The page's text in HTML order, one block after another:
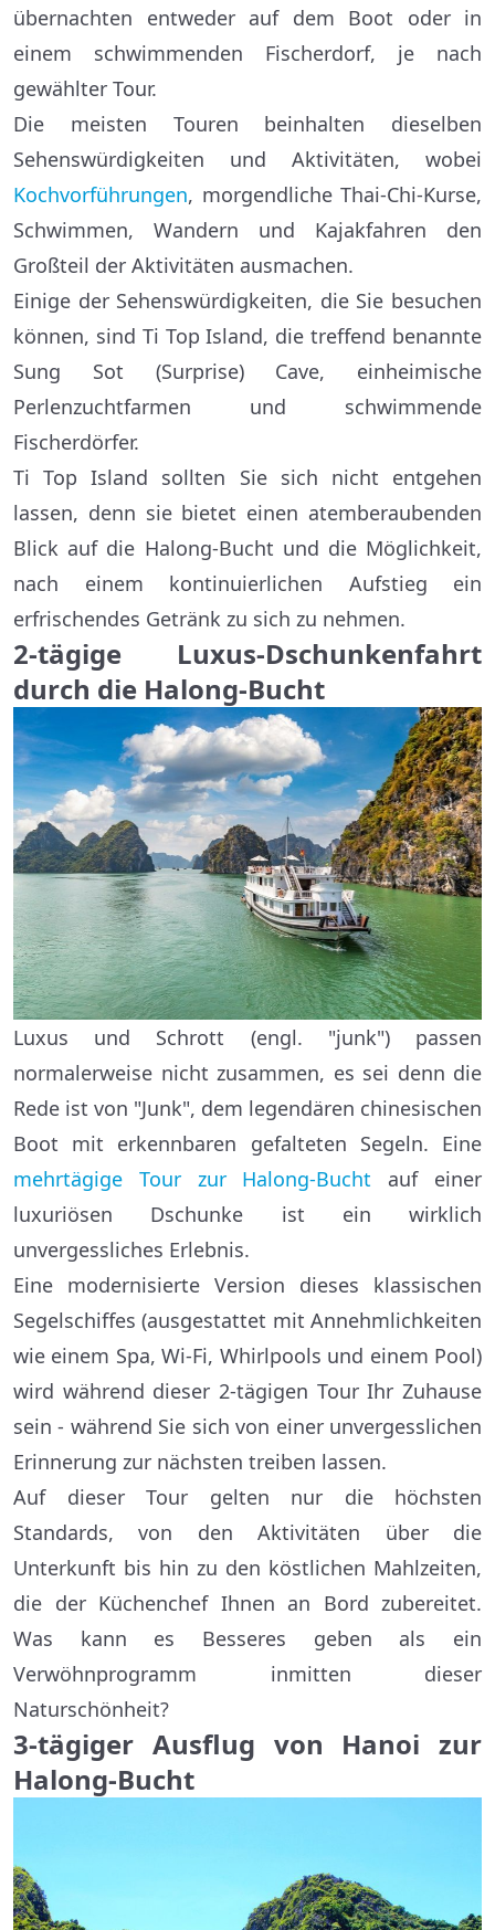
übernachten entweder auf dem Boot oder in
einem schwimmenden Fischerdorf, je nach
gewählter Tour.
Die meisten Touren beinhalten dieselben
Sehenswürdigkeiten und Aktivitäten, wobei
Kochvorführungen, morgendliche Thai-Chi-Kurse,
Schwimmen, Wandern und Kajakfahren den
Großteil der Aktivitäten ausmachen.
Einige der Sehenswürdigkeiten, die Sie besuchen
können, sind Ti Top Island, die treffend benannte
Sung Sot (Surprise) Cave, einheimische
Perlenzuchtfarmen und schwimmende
Fischerdörfer.
Ti Top Island sollten Sie sich nicht entgehen
lassen, denn sie bietet einen atemberaubenden
Blick auf die Halong-Bucht und die Möglichkeit,
nach einem kontinuierlichen Aufstieg ein
erfrischendes Getränk zu sich zu nehmen.
2-tägige Luxus-Dschunkenfahrt
durch die Halong-Bucht
Luxus und Schrott (engl. "junk") passen
normalerweise nicht zusammen, es sei denn die
Rede ist von "Junk", dem legendären chinesischen
Boot mit erkennbaren gefalteten Segeln. Eine
mehrtägige Tour zur Halong-Bucht auf einer
luxuriösen Dschunke ist ein wirklich
unvergessliches Erlebnis.
Eine modernisierte Version dieses klassischen
Segelschiffes (ausgestattet mit Annehmlichkeiten
wie einem Spa, Wi-Fi, Whirlpools und einem Pool)
wird während dieser 2-tägigen Tour Ihr Zuhause
sein - während Sie sich von einer unvergesslichen
Erinnerung zur nächsten treiben lassen.
Auf dieser Tour gelten nur die höchsten
Standards, von den Aktivitäten über die
Unterkunft bis hin zu den köstlichen Mahlzeiten,
die der Küchenchef Ihnen an Bord zubereitet.
Was kann es Besseres geben als ein
Verwöhnprogramm inmitten dieser
Naturschönheit?
3-tägiger Ausflug von Hanoi zur
Halong-Bucht